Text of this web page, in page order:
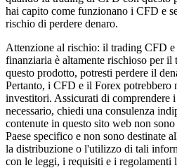
hai capito come funzionano i CFD e
rischio di perdere denaro.
Attenzione al rischio: il trading CFD e
finanziaria è altamente rischioso per il
questo prodotto, potresti perdere il
Pertanto, i CFD e il Forex potrebbero
investitori. Assicurati di comprendere
necessario, chiedi una consulenza
contenute in questo sito web non
Paese specifico e non sono destinate
la distribuzione o l'utilizzo di tali
con le leggi, i requisiti e i regolamenti